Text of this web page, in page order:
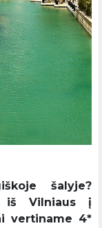
šalyje?
iš Vilniaus į
vertiname 4*